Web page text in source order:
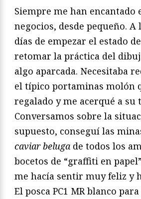
Siempre me han encantado
negocios, desde pequeño.
días de empezar el estado
retomar la práctica del
algo aparcada. Necesitaba
el típico portaminas molón
regalado y me acerqué a su
Conversamos sobre la
supuesto, conseguí las
caviar beluga de todos los
bocetos de “graffiti en
me hacía sentir muy feliz y
El posca PC1 MR blanco